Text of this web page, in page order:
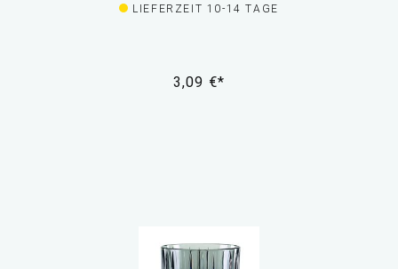
LIEFERZEIT 10-14 TAGE
3,09 €*